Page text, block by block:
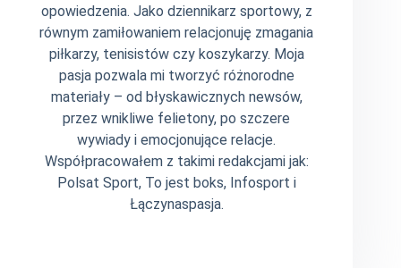
opowiedzenia. Jako dziennikarz sportowy, z
równym zamiłowaniem relacjonuję zmagania
piłkarzy, tenisistów czy koszykarzy. Moja
pasja pozwala mi tworzyć różnorodne
materiały – od błyskawicznych newsów,
przez wnikliwe felietony, po szczere
wywiady i emocjonujące relacje.
Współpracowałem z takimi redakcjami jak:
Polsat Sport, To jest boks, Infosport i
Łączynaspasja.